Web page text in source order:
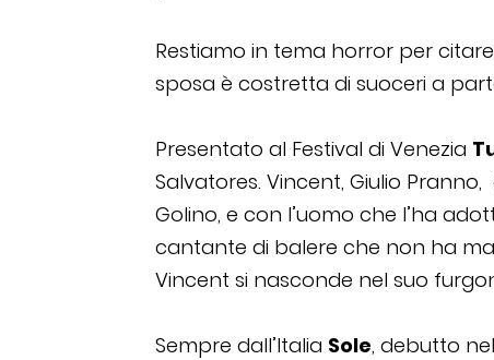
Restiamo in tema horror per citare
sposa è costretta di suoceri a
Presentato al Festival di Venezia
Salvatores. Vincent, Giulio
Golino, e con l’uomo che l’ha
cantante di balere che non ha
Vincent si nasconde nel suo
Sempre dall’Italia Sole, debutto